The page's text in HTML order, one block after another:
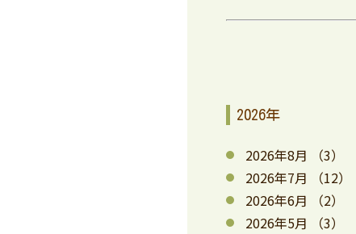
2026年
2026年8月
（3）
2026年7月
（12）
2026年6月
（2）
2026年5月
（3）